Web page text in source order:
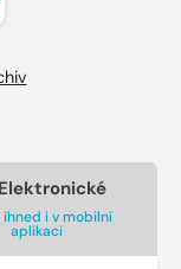
Elektronické
i v mobilní
aplikaci